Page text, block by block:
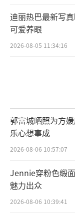
首推跨
在节目播
通了“丰晚”
号”，就能进
和选手加油
力。综合实力
中闪亮的那
今年“丰
迪丽热巴最新写
可爱养眼
2026-08-05 11:34:16
郭富城晒照为方
乐心想事成
2026-08-06 10:57:07
Jennie穿粉色缎
魅力出众
2026-08-06 10:39:41